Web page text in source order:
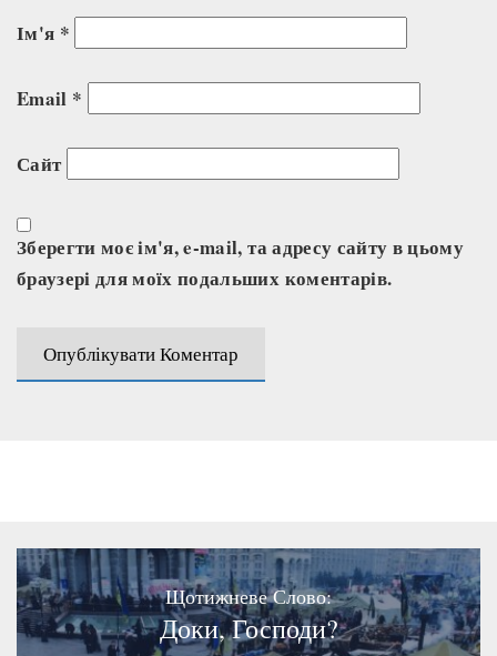
Ім'я *
Email *
Сайт
Зберегти моє ім'я, e-mail, та адресу сайту в цьому
браузері для моїх подальших коментарів.
Щотижневе Слово:
Доки, Господи?